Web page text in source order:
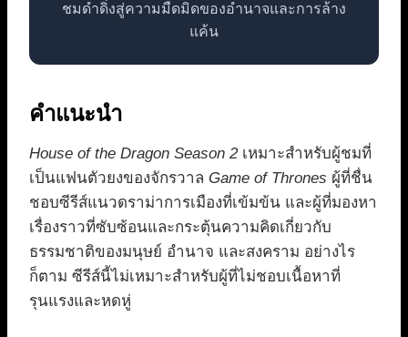
ชมดำดิ่งสู่ความมืดมิดของอำนาจและการล้าง
แค้น
คำแนะนำ
House of the Dragon Season 2เหมาะสำหรับผู้ชมที่
เป็นแฟนตัวยงของจักรวาล Game of Thrones ผู้ที่ชื่น
ชอบซีรีส์แนวดราม่าการเมืองที่เข้มข้น และผู้ที่มองหา
เรื่องราวที่ซับซ้อนและกระตุ้นความคิดเกี่ยวกับ
ธรรมชาติของมนุษย์ อำนาจ และสงคราม อย่างไร
ก็ตาม ซีรีส์นี้ไม่เหมาะสำหรับผู้ที่ไม่ชอบเนื้อหาที่
รุนแรงและหดหู่